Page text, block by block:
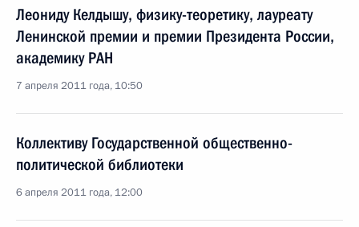
Леониду Келдышу, физику-теоретику, лауреату
Ленинской премии и премии Президента России,
академику РАН
7 апреля 2011 года, 10:50
Коллективу Государственной общественно-
политической библиотеки
6 апреля 2011 года, 12:00